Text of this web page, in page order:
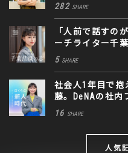
282 SHARE
「人前で話すの
ーチライター千
に込めた思い
5 SHARE
社会人1年目で抱
藤。DeNAの社内
生きる道
16 SHARE
人気